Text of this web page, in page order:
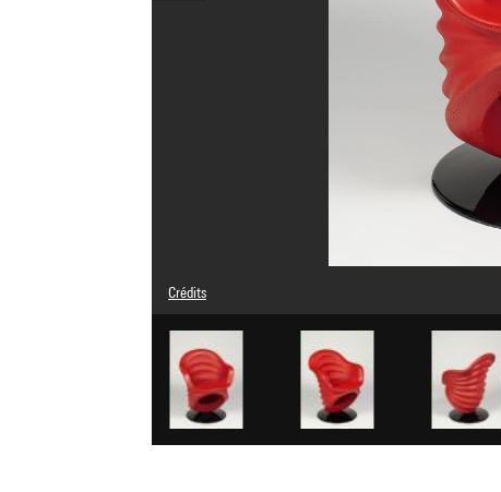
Crédits
© Mario Bellini
Crédit photographique : Centre Pompidou, MNAM-CCI/
Réf. image : 4N43715
Diffusion image :
GrandPalaisRmnPhoto